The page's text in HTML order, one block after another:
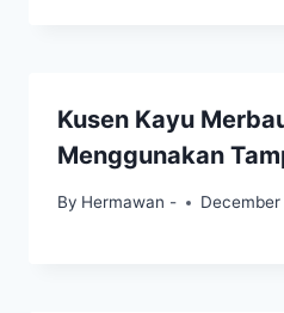
Kusen Kayu
Menggunakan
By Hermawan - December